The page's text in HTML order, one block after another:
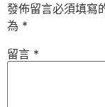
發佈留言必須填寫
為 *
留言 *